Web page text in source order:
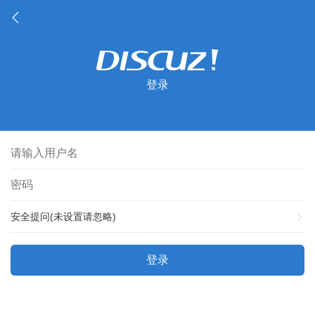
登录
安全提问(未设置请忽略)
登录